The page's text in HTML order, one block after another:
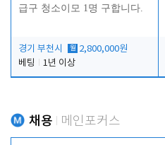
급구 청소이모 1명 구합니다.
경기 부천시 월 2,800,000원
베팅
1년 이상
채용 메인포커스